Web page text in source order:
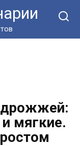
мягкие.